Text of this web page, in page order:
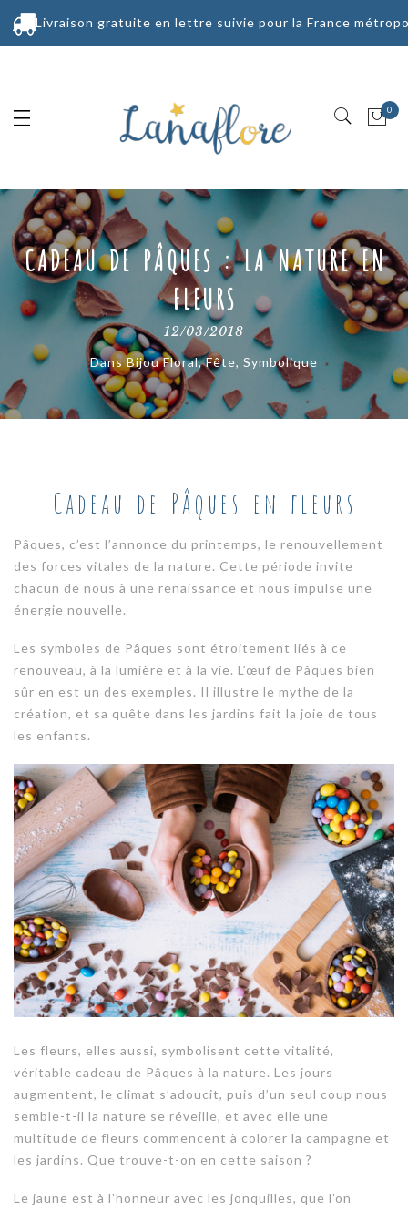
Livraison gratuite en lettre suivie pour la France
0
CADEAU DE PÂQUES : LA NATURE EN
FLEURS
12/03/2018
DansBijou Floral,Fête, Symbolique
– Cadeau de Pâques en fleurs –
Pâques, c’est l’annonce du printemps, le renouvellement
des forces vitales de la nature. Cette période invite
chacun de nous à une renaissance et nous impulse une
énergie nouvelle.
Les symboles de Pâques sont étroitement liés à ce
renouveau, à la lumière et à la vie. L’œuf de Pâques bien
sûr en est un des exemples. Il illustre le mythe de la
création, et sa quête dans les jardins fait la joie de tous
les enfants.
Les fleurs, elles aussi, symbolisent cette vitalité,
véritable cadeau de Pâques à la nature. Les jours
augmentent, le climat s’adoucit, puis d’un seul coup nous
semble-t-il la nature se réveille, et avec elle une
multitude de fleurs commencent à colorer la campagne et
les jardins. Que trouve-t-on en cette saison ?
Le jaune est à l’honneur avec les jonquilles, que l’on